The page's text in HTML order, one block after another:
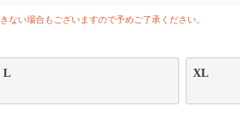
い場合もございますので予めご了承ください。
L XL